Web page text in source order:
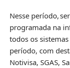
Nesse período,
programada na
todos os
período, com
Notivisa, SGAS,